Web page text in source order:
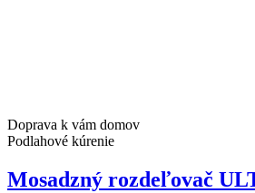
Doprava k vám domov
Podlahové kúrenie
Mosadzný rozdeľovač